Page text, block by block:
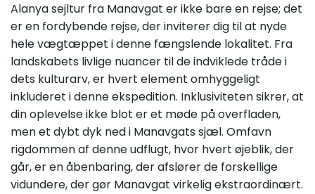
Alanya sejltur fra Manavgat er ikke bare en rejse; det
er en fordybende rejse, der inviterer dig til at nyde
hele vægtæppet i denne fængslende lokalitet. Fra
landskabets livlige nuancer til de indviklede tråde i
dets kulturarv, er hvert element omhyggeligt
inkluderet i denne ekspedition. Inklusiviteten sikrer, at
din oplevelse ikke blot er et møde på overfladen,
men et dybt dyk ned i Manavgats sjæl. Omfavn
rigdommen af denne udflugt, hvor hvert øjeblik, der
går, er en åbenbaring, der afslører de forskellige
vidundere, der gør Manavgat virkelig ekstraordinært.